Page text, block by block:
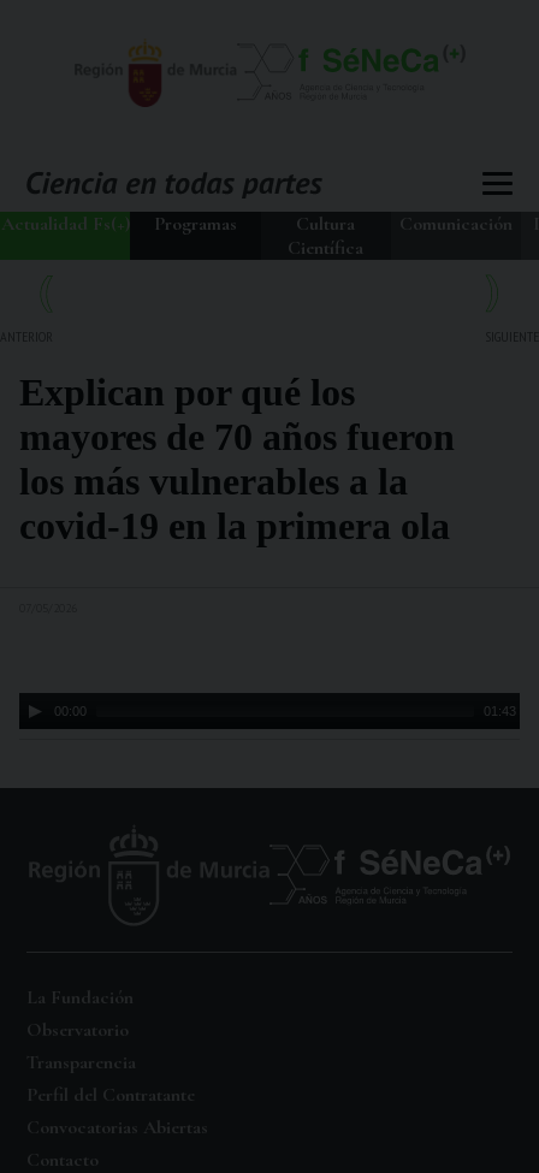
Actualidad Fs(+) Programas
Cultura
Científica
Comunicación
Explican por qué los
mayores de 70 años fueron
los más vulnerables a la
covid-19 en la primera ola
Audio
Player
00:00 01:43
La Fundación
Observatorio
Transparencia
Perfil del Contratante
Convocatorias Abiertas
Contacto